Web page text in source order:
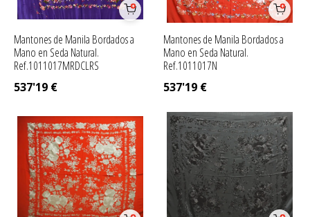
Mantones de Manila Bordados a
Mano en Seda Natural.
Ref.1011017MRDCLRS
537'19 €
Mantones de Manila Bordados a
Mano en Seda Natural.
Ref.1011017N
537'19 €